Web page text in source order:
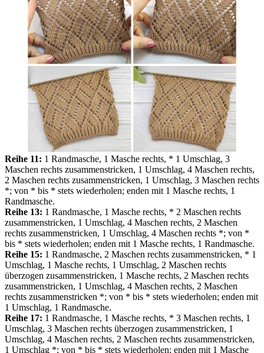
Reihe 11: 1 Randmasche, 1 Masche rechts, * 1 Umschlag, 3
Maschen rechts zusammenstricken, 1 Umschlag, 4 Maschen rechts,
2 Maschen rechts zusammenstricken, 1 Umschlag, 3 Maschen rechts
*; von * bis * stets wiederholen; enden mit 1 Masche rechts, 1
Randmasche.
Reihe 13: 1 Randmasche, 1 Masche rechts, * 2 Maschen rechts
zusammenstricken, 1 Umschlag, 4 Maschen rechts, 2 Maschen
rechts zusammenstricken, 1 Umschlag, 4 Maschen rechts *; von *
bis * stets wiederholen; enden mit 1 Masche rechts, 1 Randmasche.
Reihe 15: 1 Randmasche, 2 Maschen rechts zusammenstricken, * 1
Umschlag, 1 Masche rechts, 1 Umschlag, 2 Maschen rechts
überzogen zusammenstricken, 1 Masche rechts, 2 Maschen rechts
zusammenstricken, 1 Umschlag, 4 Maschen rechts, 2 Maschen
rechts zusammenstricken *; von * bis * stets wiederholen; enden mit
1 Umschlag, 1 Randmasche.
Reihe 17: 1 Randmasche, 1 Masche rechts, * 3 Maschen rechts, 1
Umschlag, 3 Maschen rechts überzogen zusammenstricken, 1
Umschlag, 4 Maschen rechts, 2 Maschen rechts zusammenstricken,
1 Umschlag *; von * bis * stets wiederholen; enden mit 1 Masche